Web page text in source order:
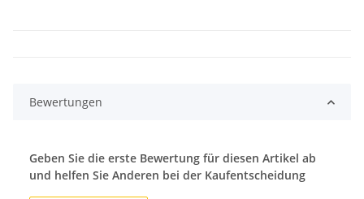
Bewertungen
Geben Sie die erste Bewertung für diesen Artikel ab
und helfen Sie Anderen bei der Kaufentscheidung